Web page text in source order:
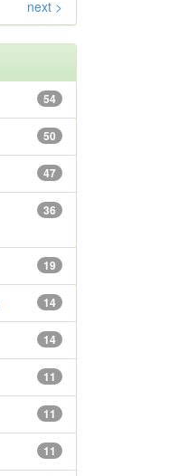
next >
54
50
47
36
19
14
14
11
11
11